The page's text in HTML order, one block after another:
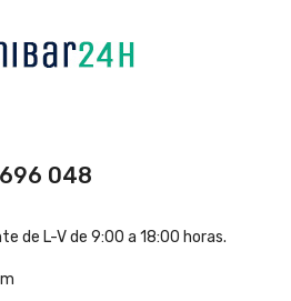
048
de L-V de 9:00 a 18:00 horas.